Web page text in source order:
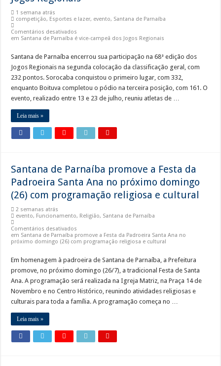
1 semana atrás
competição, Esportes e lazer, evento, Santana de Parnaíba
Comentários desativados
em Santana de Parnaíba é vice-campeã dos Jogos Regionais
Santana de Parnaíba encerrou sua participação na 68ª edição dos
Jogos Regionais na segunda colocação da classificação geral, com
232 pontos. Sorocaba conquistou o primeiro lugar, com 332,
enquanto Boituva completou o pódio na terceira posição, com 161. O
evento, realizado entre 13 e 23 de julho, reuniu atletas de …
Leia mais »
Santana de Parnaíba promove a Festa da
Padroeira Santa Ana no próximo domingo
(26) com programação religiosa e cultural
2 semanas atrás
evento, Funcionamento, Religião, Santana de Parnaíba
Comentários desativados
em Santana de Parnaíba promove a Festa da Padroeira Santa Ana no
próximo domingo (26) com programação religiosa e cultural
Em homenagem à padroeira de Santana de Parnaíba, a Prefeitura
promove, no próximo domingo (26/7), a tradicional Festa de Santa
Ana. A programação será realizada na Igreja Matriz, na Praça 14 de
Novembro e no Centro Histórico, reunindo atividades religiosas e
culturais para toda a família. A programação começa no …
Leia mais »